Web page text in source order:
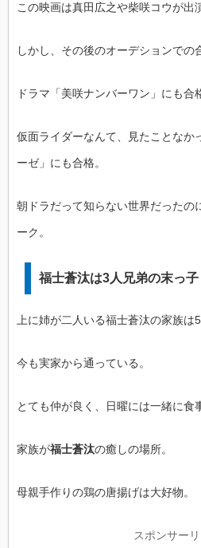
この映画は真田広之や柴咲コウが出
しかし、その後のオーデションでの
ドラマ「美咲ナンバーワン」にも合
仮面ライダーなんて、見たことなか
ーゼ」にも合格。
朝ドラだって知らない世界だったの
ーク。
福士蒼汰は3人兄弟の末っ子
上に姉が二人いる福士蒼汰の家族は5
今も実家から通っている。
とても仲が良く、日曜には一緒に食
家族が福士蒼汰の癒しの場所。
母親手作りの鶏の唐揚げは大好物。
スポンサー